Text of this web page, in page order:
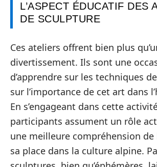
L’ASPECT ÉDUCATIF DES
DE SCULPTURE
Ces ateliers offrent bien plus
divertissement. Ils sont une
d’apprendre sur les techniques
sur l’importance de cet art dans
En s’engageant dans cette
participants assument un rôle
une meilleure compréhension de
sa place dans la culture alpine.